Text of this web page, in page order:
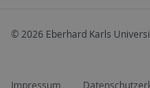
© 2026 Eberhard Karls
Impressum